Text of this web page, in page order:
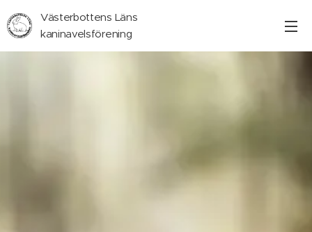
Västerbottens Läns
kaninavelsförening